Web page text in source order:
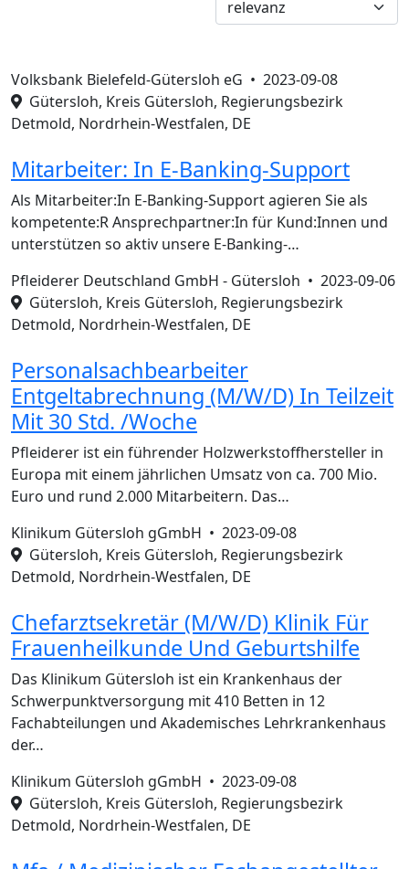
Volksbank Bielefeld-Gütersloh eG • 2023-09-08
Gütersloh, Kreis Gütersloh, Regierungsbezirk
Detmold, Nordrhein-Westfalen, DE
Mitarbeiter: In E-Banking-Support
Als Mitarbeiter:In E-Banking-Support agieren Sie als
kompetente:R Ansprechpartner:In für Kund:Innen und
unterstützen so aktiv unsere E-Banking-…
Pfleiderer Deutschland GmbH - Gütersloh • 2023-09-06
Gütersloh, Kreis Gütersloh, Regierungsbezirk
Detmold, Nordrhein-Westfalen, DE
Personalsachbearbeiter
Entgeltabrechnung (M/W/D) In Teilzeit
Mit 30 Std. /Woche
Pfleiderer ist ein führender Holzwerkstoffhersteller in
Europa mit einem jährlichen Umsatz von ca. 700 Mio.
Euro und rund 2.000 Mitarbeitern. Das…
Klinikum Gütersloh gGmbH • 2023-09-08
Gütersloh, Kreis Gütersloh, Regierungsbezirk
Detmold, Nordrhein-Westfalen, DE
Chefarztsekretär (M/W/D) Klinik Für
Frauenheilkunde Und Geburtshilfe
Das Klinikum Gütersloh ist ein Krankenhaus der
Schwerpunktversorgung mit 410 Betten in 12
Fachabteilungen und Akademisches Lehrkrankenhaus
der…
Klinikum Gütersloh gGmbH • 2023-09-08
Gütersloh, Kreis Gütersloh, Regierungsbezirk
Detmold, Nordrhein-Westfalen, DE